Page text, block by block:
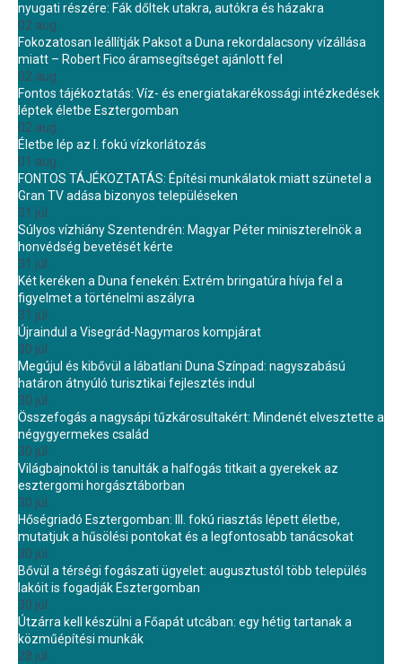
nyugati részére: Fák dőltek utakra, autókra és házakra
02 aug.
Fokozatosan leállítják Paksot a Duna rekordalacsony vízállása
miatt – Robert Fico áramsegítséget ajánlott fel
02 aug.
Fontos tájékoztatás: Víz- és energiatakarékossági intézkedések
léptek életbe Esztergomban
02 aug.
Életbe lép az I. fokú vízkorlátozás
01 aug.
FONTOS TÁJÉKOZTATÁS: Építési munkálatok miatt szünetel a
Gran TV adása bizonyos településeken
31 júl.
Súlyos vízhiány Szentendrén: Magyar Péter miniszterelnök a
honvédség bevetését kérte
31 júl.
Két keréken a Duna fenekén: Extrém bringatúra hívja fel a
figyelmet a történelmi aszályra
31 júl.
Újraindul a Visegrád-Nagymaros kompjárat
30 júl.
Megújul és kibővül a lábatlani Duna Színpad: nagyszabású
határon átnyúló turisztikai fejlesztés indul
30 júl.
Összefogás a nagysápi tűzkárosultakért: Mindenét elvesztette a
négygyermekes család
30 júl.
Világbajnoktól is tanulták a halfogás titkait a gyerekek az
esztergomi horgásztáborban
30 júl.
Hőségriadó Esztergomban: III. fokú riasztás lépett életbe,
mutatjuk a hűsölési pontokat és a legfontosabb tanácsokat
30 júl.
Bővül a térségi fogászati ügyelet: augusztustól több település
lakóit is fogadják Esztergomban
30 júl.
Útzárra kell készülni a Főapát utcában: egy hétig tartanak a
közműépítési munkák
28 júl.